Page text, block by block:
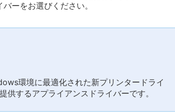
ーをお選びください。
環境に最適化された新プリンタードライ
するアプライアンスドライバーです。